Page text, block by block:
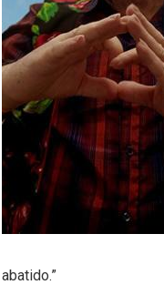
abatido.”